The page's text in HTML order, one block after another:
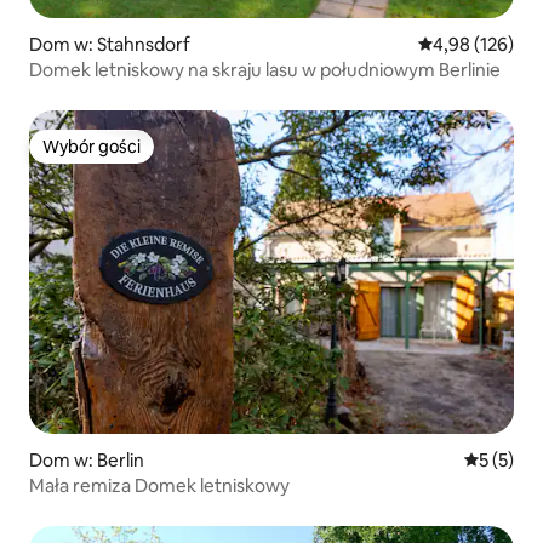
Dom w: Stahnsdorf Średnia
4,98 (126)
Domek letniskowy na skraju lasu w południowym Berlinie
Wybór gości
Wybór gości
Dom w: Berlin Średnia
5 (5)
Mała remiza Domek letniskowy